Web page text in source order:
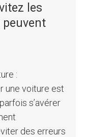
les
:
une voiture est
s’avérer
des erreurs